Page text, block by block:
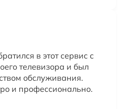
в этот сервис с
телевизора и был
обслуживания.
и профессионально.